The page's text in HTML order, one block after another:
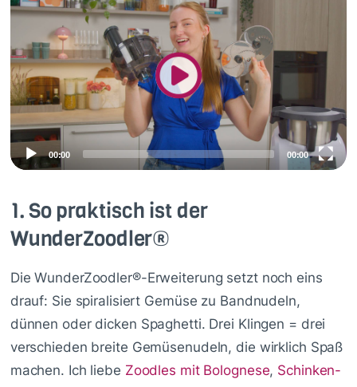
Player
00:00 00:00
1.So praktisch ist der
WunderZoodler®
Die WunderZoodler®-Erweiterung setzt noch eins
drauf: Sie spiralisiert Gemüse zu Bandnudeln,
dünnen oder dicken Spaghetti. Drei Klingen = drei
verschieden breite Gemüsenudeln, die wirklich Spaß
machen. Ich liebe Zoodles mit Bolognese, Schinken-